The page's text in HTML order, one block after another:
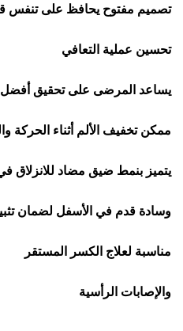
تصميم مفتوح يحافظ على تنفس
تحسين عملية التعافي
يساعد المرضى على تحقيق أفضل
ممكن تخفيف الألم أثناء الحركة
يتميز بنمط ضيق مضاد للانزلاق
وسادة قدم في الأسفل لضمان تثبيت
مناسبة لعلاج الكسر المستقر
والإصابات الرأسية